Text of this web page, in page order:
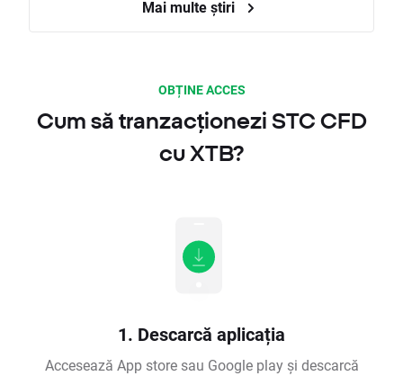
Mai multe știri
OBȚINE ACCES
Cum să tranzacționezi STC CFD
cu XTB?
1. Descarcă aplicația
Accesează App store sau Google play și descarcă